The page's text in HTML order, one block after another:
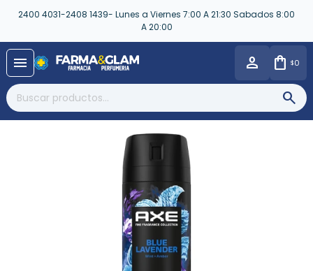
2400 4031-2408 1439- Lunes a Viernes 7:00 A 21:30 Sabados 8:00
A 20:00
menu $0